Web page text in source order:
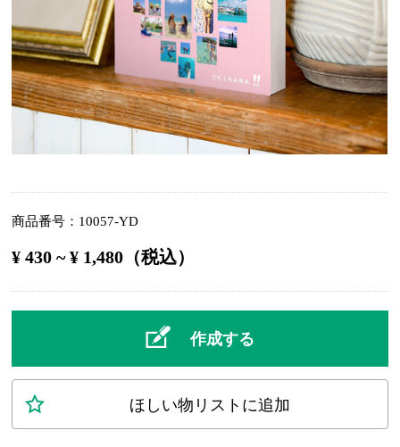
商品番号 10057-YD
¥ 430 ~ ¥ 1,480（税込）
作成する
ほしい物 リスト に追加